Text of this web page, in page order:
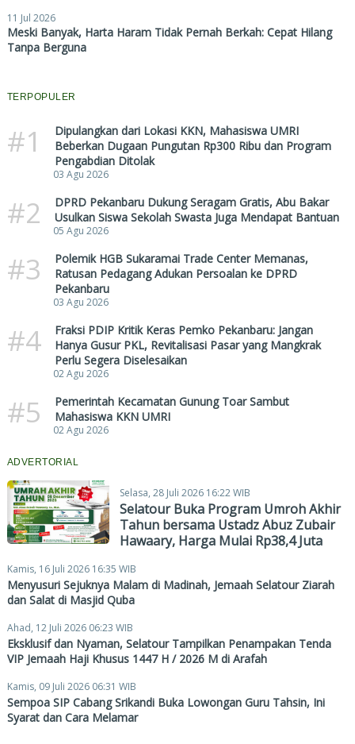
11 Jul 2026
Meski Banyak, Harta Haram Tidak Pernah Berkah: Cepat Hilang
Tanpa Berguna
TERPOPULER
#1
Dipulangkan dari Lokasi KKN, Mahasiswa UMRI
Beberkan Dugaan Pungutan Rp300 Ribu dan Program
Pengabdian Ditolak
03 Agu 2026
#2
DPRD Pekanbaru Dukung Seragam Gratis, Abu Bakar
Usulkan Siswa Sekolah Swasta Juga Mendapat Bantuan
05 Agu 2026
#3
Polemik HGB Sukaramai Trade Center Memanas,
Ratusan Pedagang Adukan Persoalan ke DPRD
Pekanbaru
03 Agu 2026
#4
Fraksi PDIP Kritik Keras Pemko Pekanbaru: Jangan
Hanya Gusur PKL, Revitalisasi Pasar yang Mangkrak
Perlu Segera Diselesaikan
02 Agu 2026
#5
Pemerintah Kecamatan Gunung Toar Sambut
Mahasiswa KKN UMRI
02 Agu 2026
ADVERTORIAL
Selasa, 28 Juli 2026 16:22 WIB
Selatour Buka Program Umroh Akhir
Tahun bersama Ustadz Abuz Zubair
Hawaary, Harga Mulai Rp38,4 Juta
Kamis, 16 Juli 2026 16:35 WIB
Menyusuri Sejuknya Malam di Madinah, Jemaah Selatour Ziarah
dan Salat di Masjid Quba
Ahad, 12 Juli 2026 06:23 WIB
Eksklusif dan Nyaman, Selatour Tampilkan Penampakan Tenda
VIP Jemaah Haji Khusus 1447 H / 2026 M di Arafah
Kamis, 09 Juli 2026 06:31 WIB
Sempoa SIP Cabang Srikandi Buka Lowongan Guru Tahsin, Ini
Syarat dan Cara Melamar